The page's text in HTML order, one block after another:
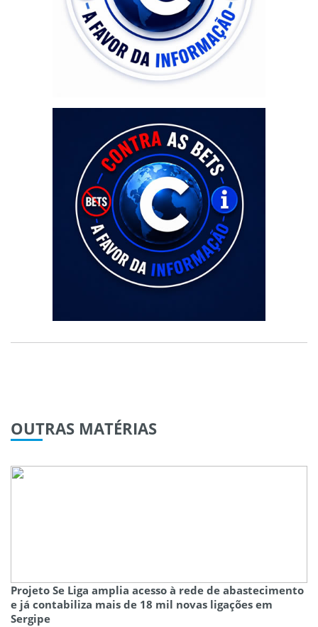
OUTRAS MATÉRIAS
Projeto Se Liga amplia acesso à rede de abastecimento
e já contabiliza mais de 18 mil novas ligações em
Sergipe